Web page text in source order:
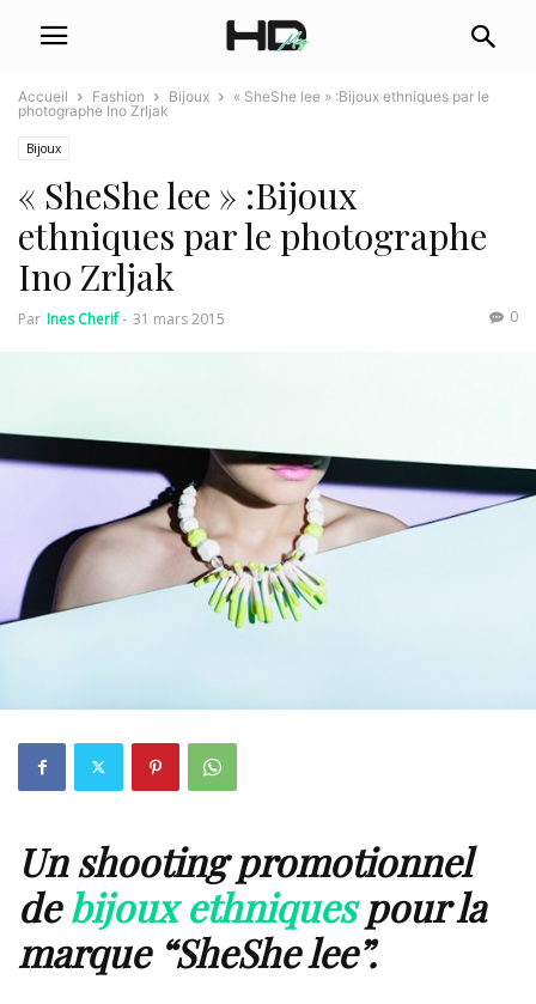
Accueil Fashion Bijoux
« SheShe lee » :Bijoux ethniques par le
photographe Ino Zrljak
Bijoux
« SheShe lee » :Bijoux
ethniques par le photographe
Ino Zrljak
Par Ines Cherif- 31 mars 2015 0
Un shooting promotionnel
debijoux ethniquespour la
marque “SheShe lee”.